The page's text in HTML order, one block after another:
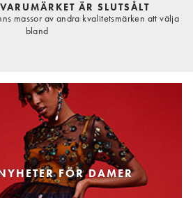
ÄR SLUTSÅLT
massor av andra kvalitetsmärken att välja
bland
FÖR DAMER